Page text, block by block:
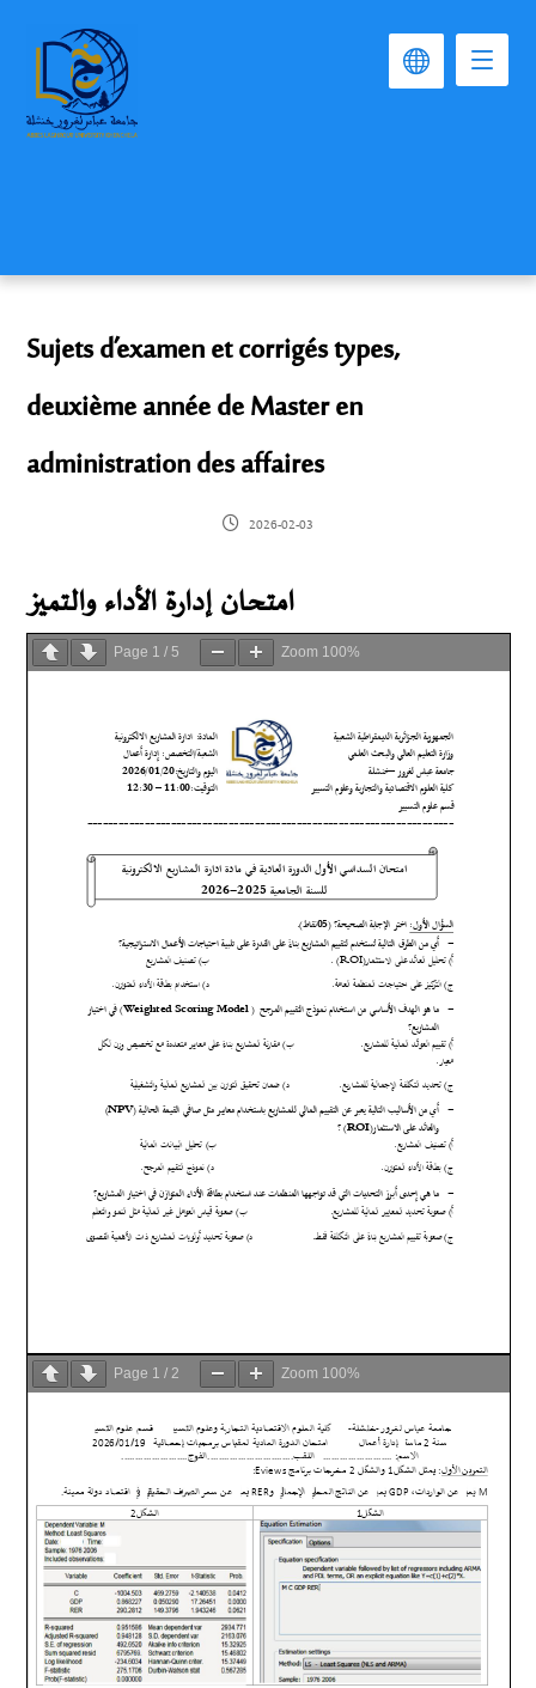
Sujets d’examen et corrigés types,
deuxième année de Master en
administration des affaires
2026-02-03
امتحان إدارة الأداء والتميز
Page 1 /5 Zoom 100%
Page 1 /2 Zoom 100%